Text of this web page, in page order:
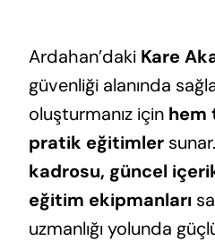
Ardahan’daki Kare
güvenliği alanında
oluşturmanız için hem
pratik eğitimlersunar.
kadrosu, güncel
eğitim ekipmanları
uzmanlığı yolunda